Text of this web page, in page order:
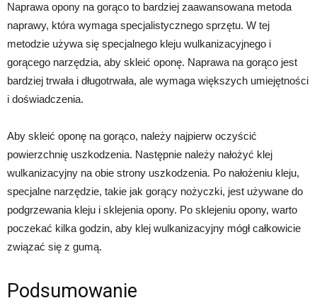
Naprawa opony na gorąco to bardziej zaawansowana metoda
naprawy, która wymaga specjalistycznego sprzętu. W tej
metodzie używa się specjalnego kleju wulkanizacyjnego i
gorącego narzędzia, aby skleić oponę. Naprawa na gorąco jest
bardziej trwała i długotrwała, ale wymaga większych umiejętności
i doświadczenia.
Aby skleić oponę na gorąco, należy najpierw oczyścić
powierzchnię uszkodzenia. Następnie należy nałożyć klej
wulkanizacyjny na obie strony uszkodzenia. Po nałożeniu kleju,
specjalne narzędzie, takie jak gorący nożyczki, jest używane do
podgrzewania kleju i sklejenia opony. Po sklejeniu opony, warto
poczekać kilka godzin, aby klej wulkanizacyjny mógł całkowicie
związać się z gumą.
Podsumowanie